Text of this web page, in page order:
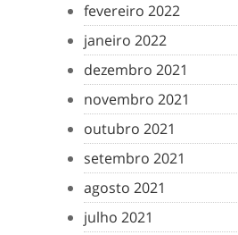
fevereiro 2022
janeiro 2022
dezembro 2021
novembro 2021
outubro 2021
setembro 2021
agosto 2021
julho 2021